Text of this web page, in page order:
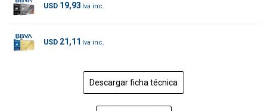
USD 19,93
USD 21,11
Descargar ficha técnica